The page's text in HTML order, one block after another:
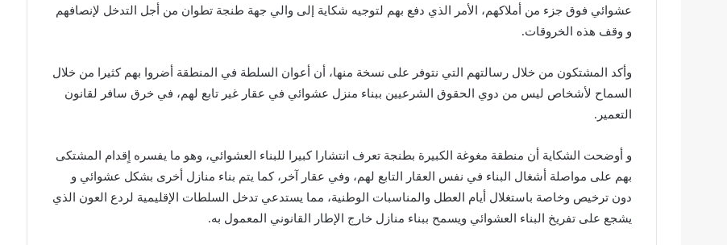
عشوائي فوق جزء من أملاكهم، الأمر الذي دفع بهم لتوجيه شكاية إلى والي جهة طنجة تطوان من أجل التدخل لإنصافهم
و وقف هذه الخروقات.
وأكد المشتكون من خلال رسالتهم التي نتوفر على نسخة منها، أن أعوان السلطة في المنطقة أضروا بهم كثيرا من خلال
السماح لأشخاص ليس من دوي الحقوق الشرعيين ببناء منزل عشوائي في عقار غير تابع لهم، في خرق سافر لقانون
التعمير.
و أوضحت الشكاية أن منطقة مغوغة الكبيرة بطنجة تعرف انتشارا كبيرا للبناء العشوائي، وهو ما يفسره اٍقدام المشتكى
بهم على مواصلة أشغال البناء في نفس العقار التابع لهم، وفي عقار آخر، كما يتم بناء منازل أخرى بشكل عشوائي و
دون ترخيص وخاصة باستغلال أيام العطل والمناسبات الوطنية، مما يستدعي تدخل السلطات الإقليمية لردع العون الذي
يشجع على تفريخ البناء العشوائي ويسمح ببناء منازل خارج الإطار القانوني المعمول به.